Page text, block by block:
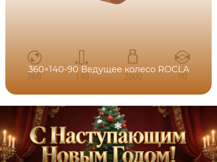
360×140-90 Ведущее колесо ROCLA